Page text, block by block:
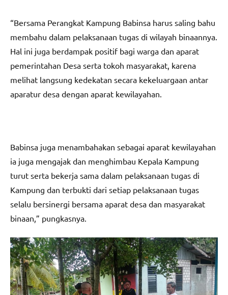
“Bersama Perangkat Kampung Babinsa harus saling bahu
membahu dalam pelaksanaan tugas di wilayah binaannya.
Hal ini juga berdampak positif bagi warga dan aparat
pemerintahan Desa serta tokoh masyarakat, karena
melihat langsung kedekatan secara kekeluargaan antar
aparatur desa dengan aparat kewilayahan.
Babinsa juga menambahakan sebagai aparat kewilayahan
ia juga mengajak dan menghimbau Kepala Kampung
turut serta bekerja sama dalam pelaksanaan tugas di
Kampung dan terbukti dari setiap pelaksanaan tugas
selalu bersinergi bersama aparat desa dan masyarakat
binaan,” pungkasnya.